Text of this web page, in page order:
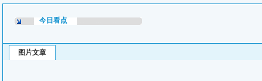
今日看点
图片文章